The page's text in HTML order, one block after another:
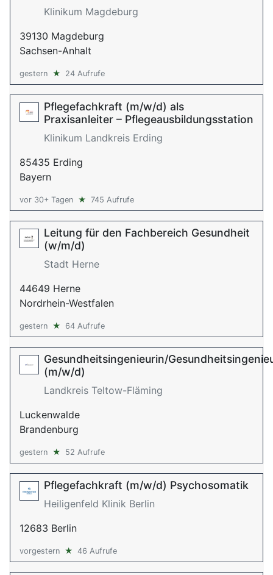
Klinikum Magdeburg
39130 Magdeburg
Sachsen-Anhalt
gestern ★ 24 Aufrufe
Pflegefachkraft (m/w/d) als
Praxisanleiter – Pflegeausbildungsstation
Klinikum Landkreis Erding
85435 Erding
Bayern
vor 30+ Tagen ★ 745 Aufrufe
Leitung für den Fachbereich Gesundheit
(w/m/d)
Stadt Herne
44649 Herne
Nordrhein-Westfalen
gestern ★ 64 Aufrufe
Gesundheitsingenieurin/
(m/w/d)
Landkreis Teltow-Fläming
Luckenwalde
Brandenburg
gestern ★ 52 Aufrufe
Pflegefachkraft (m/w/d) Psychosomatik
Heiligenfeld Klinik Berlin
12683 Berlin
vorgestern ★ 46 Aufrufe